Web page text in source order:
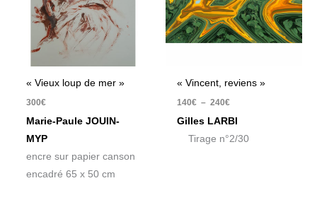
« Vieux loup de mer »
300€
Marie-Paule JOUIN-
MYP
encre sur papier canson
encadré 65 x 50 cm
« Vincent, reviens »
140€ – 240€
Gilles LARBI
Tirage n°2/30